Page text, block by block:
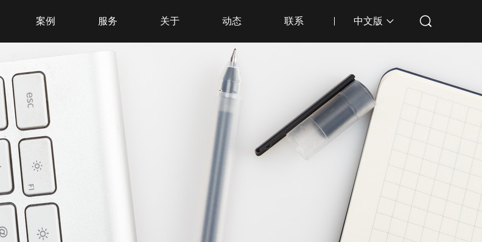
中文版
案例 服务 关于 动态 联系